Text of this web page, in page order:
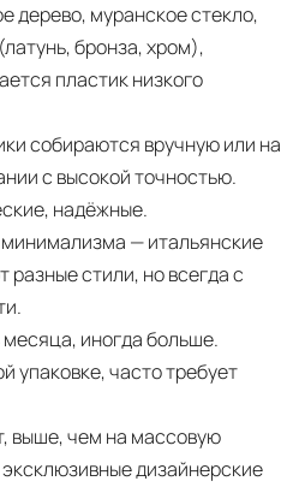
дерево, муранское стекло,
бронза, хром),
пластик низкого
собираются вручную или на
с высокой точностью.
надёжные.
— итальянские
разные стили, но всегда с
иногда больше.
упаковке, часто требует
выше, чем на массовую
дизайнерские